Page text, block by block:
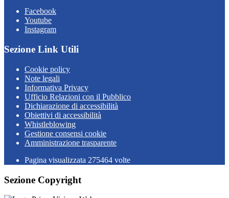
Facebook
Youtube
Instagram
Sezione Link Utili
Cookie policy
Note legali
Informativa Privacy
Ufficio Relazioni con il Pubblico
Dichiarazione di accessibilità
Obiettivi di accessibilità
Whistleblowing
Gestione consensi cookie
Amministrazione trasparente
Pagina visualizzata 275464 volte
Sezione Copyright